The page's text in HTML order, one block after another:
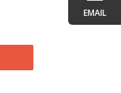
EMAIL